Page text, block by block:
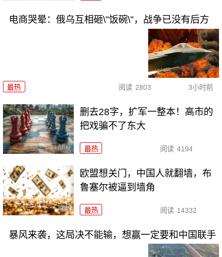
电商哭晕：俄乌互相砸\"饭碗\"，战争已没有后方
最热 阅读 2803 3小时前
删去28字，扩军一整本！高市的
把戏骗不了东大
最热 阅读 4194
欧盟想关门，中国人就翻墙，布
鲁塞尔被逼到墙角
最热 阅读 14332
暴风来袭，这局决不能输，想赢一定要和中国联手